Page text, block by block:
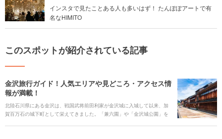
インスタで見たことある人も多いはず！ たんぽぽアートで有
名なHIMITO
このスポットが紹介されている記事
金沢旅行ガイド！人気エリアや見どころ・アクセス情
報が満載！
北陸石川県にある金沢は、戦国武将前田利家が金沢城に入城して以来、加
賀百万石の城下町として栄えてきました。「兼六園」や「金沢城公園」を